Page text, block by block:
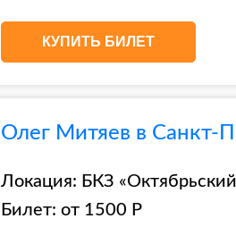
КУПИТЬ БИЛЕТ
Олег Митяев в Санкт-
Локация: БКЗ
Билет: от 1500 Р